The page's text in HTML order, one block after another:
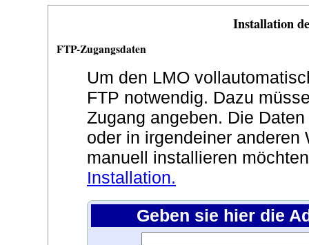
Installation
FTP-Zugangsdaten
Um den LMO
FTP notwendig. Dazu
Zugang angeben. Die
oder in irgendeiner
manuell installieren
Installation.
Geben sie hier die